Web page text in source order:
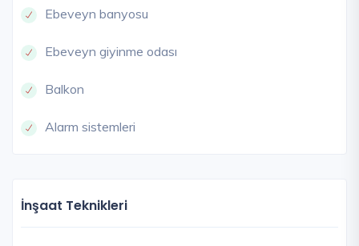
Ebeveyn banyosu
Ebeveyn giyinme odası
Balkon
Alarm sistemleri
İnşaat Teknikleri